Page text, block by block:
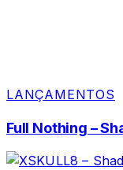
LANÇAMENTOS
Full Nothing –